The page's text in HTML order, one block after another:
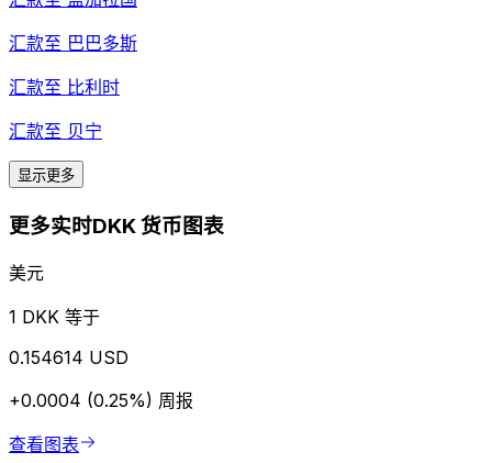
汇款至 巴巴多斯
汇款至 比利时
汇款至 贝宁
显示更多
更多实时DKK 货币图表
美元
1 DKK 等于
0.154614 USD
+0.0004 (0.25%) 周报
查看图表